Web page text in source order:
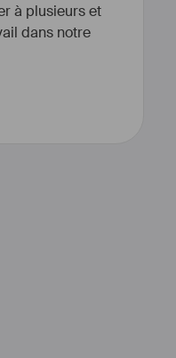
à plusieurs et
dans notre